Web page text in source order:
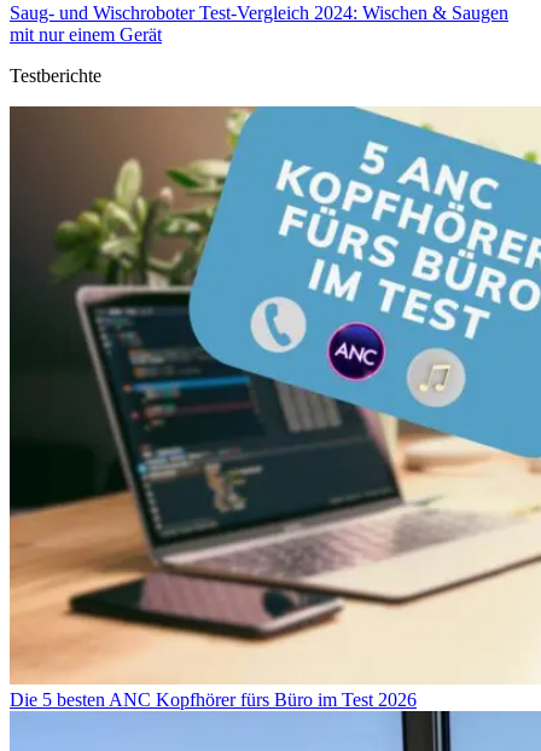
Saug- und Wischroboter Test-Vergleich 2024: Wischen & Saugen
mit nur einem Gerät
Testberichte
Die 5 besten ANC Kopfhörer fürs Büro im Test 2026